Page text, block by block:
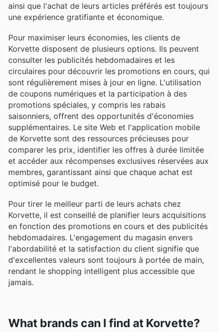
ainsi que l'achat de leurs articles préférés est toujours
une expérience gratifiante et économique.
Pour maximiser leurs économies, les clients de
Korvette disposent de plusieurs options. Ils peuvent
consulter les publicités hebdomadaires et les
circulaires pour découvrir les promotions en cours, qui
sont régulièrement mises à jour en ligne. L'utilisation
de coupons numériques et la participation à des
promotions spéciales, y compris les rabais
saisonniers, offrent des opportunités d'économies
supplémentaires. Le site Web et l'application mobile
de Korvette sont des ressources précieuses pour
comparer les prix, identifier les offres à durée limitée
et accéder aux récompenses exclusives réservées aux
membres, garantissant ainsi que chaque achat est
optimisé pour le budget.
Pour tirer le meilleur parti de leurs achats chez
Korvette, il est conseillé de planifier leurs acquisitions
en fonction des promotions en cours et des publicités
hebdomadaires. L'engagement du magasin envers
l'abordabilité et la satisfaction du client signifie que
d'excellentes valeurs sont toujours à portée de main,
rendant le shopping intelligent plus accessible que
jamais.
What brands can I find at Korvette?